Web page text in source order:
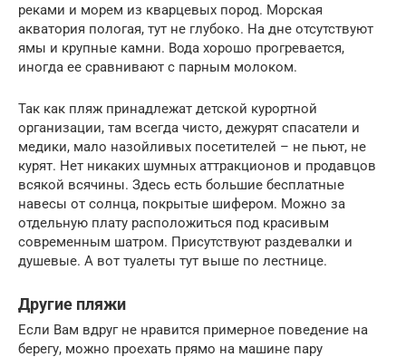
реками и морем из кварцевых пород. Морская
акватория пологая, тут не глубоко. На дне отсутствуют
ямы и крупные камни. Вода хорошо прогревается,
иногда ее сравнивают с парным молоком.
Так как пляж принадлежат детской курортной
организации, там всегда чисто, дежурят спасатели и
медики, мало назойливых посетителей – не пьют, не
курят. Нет никаких шумных аттракционов и продавцов
всякой всячины. Здесь есть большие бесплатные
навесы от солнца, покрытые шифером. Можно за
отдельную плату расположиться под красивым
современным шатром. Присутствуют раздевалки и
душевые. А вот туалеты тут выше по лестнице.
Другие пляжи
Если Вам вдруг не нравится примерное поведение на
берегу, можно проехать прямо на машине пару